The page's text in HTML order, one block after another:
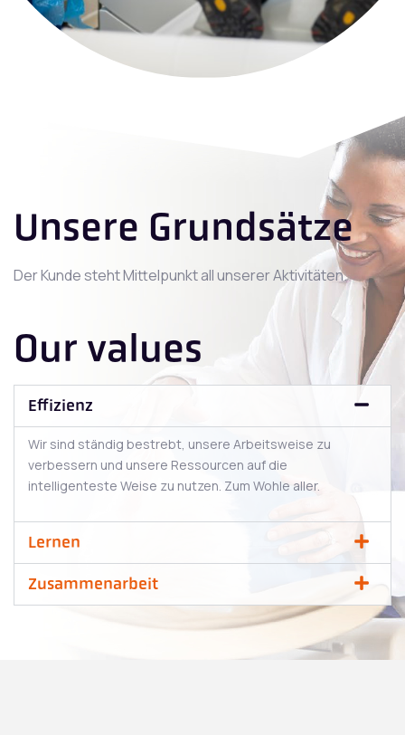
Unsere Grundsätze
Der Kunde steht Mittelpunkt all unserer Aktivitäten.
Our values
Effizienz
Wir sind ständig bestrebt, unsere Arbeitsweise zu
verbessern und unsere Ressourcen auf die
intelligenteste Weise zu nutzen. Zum Wohle aller.
Lernen
Zusammenarbeit